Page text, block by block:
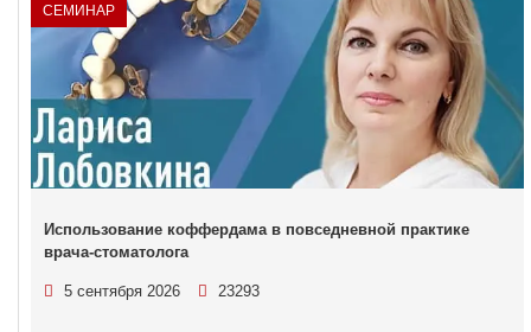
СЕМИНАР
Использование коффердама в повседневной практике
врача-стоматолога
5 сентября 2026 23293